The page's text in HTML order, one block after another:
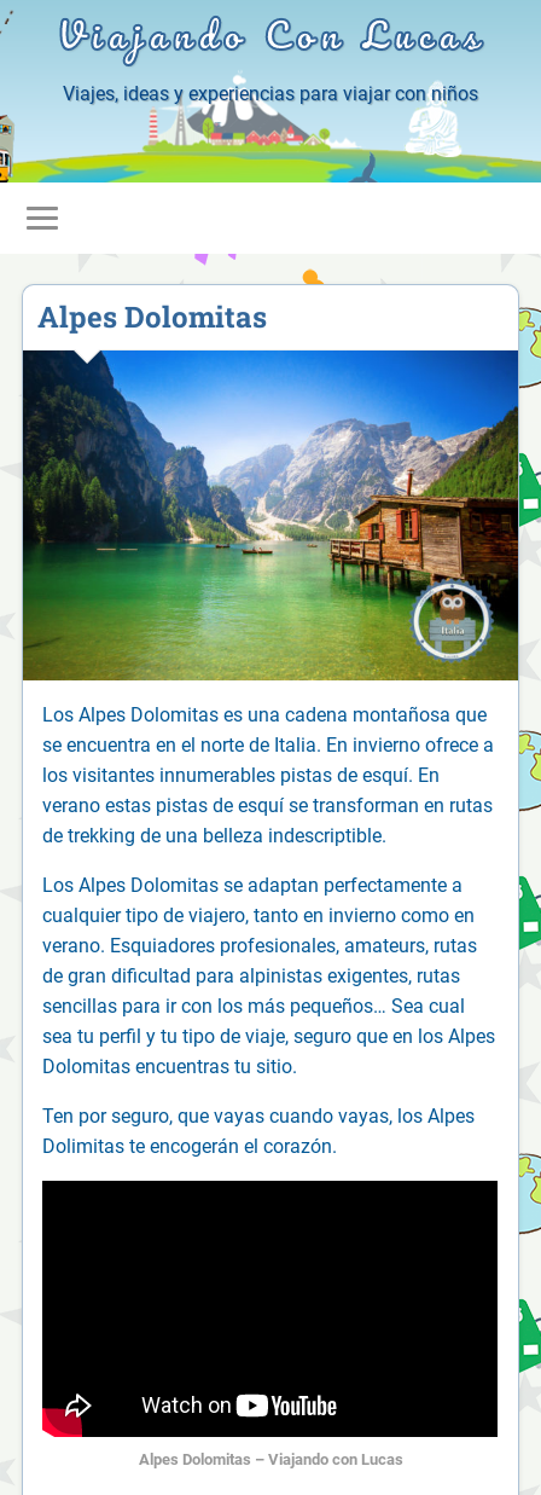
Viajando Con Lucas
Viajes, ideas y experiencias para viajar con niños
Alpes Dolomitas
Los Alpes Dolomitas es una cadena montañosa que
se encuentra en el norte de Italia. En invierno ofrece a
los visitantes innumerables pistas de esquí. En
verano estas pistas de esquí se transforman en rutas
de trekking de una belleza indescriptible.
Los Alpes Dolomitas se adaptan perfectamente a
cualquier tipo de viajero, tanto en invierno como en
verano. Esquiadores profesionales, amateurs, rutas
de gran dificultad para alpinistas exigentes, rutas
sencillas para ir con los más pequeños… Sea cual
sea tu perfil y tu tipo de viaje, seguro que en los Alpes
Dolomitas encuentras tu sitio.
Ten por seguro, que vayas cuando vayas, los Alpes
Dolimitas te encogerán el corazón.
Alpes Dolomitas – Viajando con Lucas